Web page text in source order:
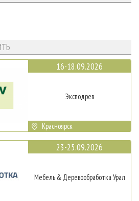
16-18.09.2026
Эксподрев
Красноярск
23-25.09.2026
Мебель & Деревообработка Урал